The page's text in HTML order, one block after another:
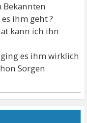
ihm geht ?
kann ich ihn
es ihm wirklich
Sorgen